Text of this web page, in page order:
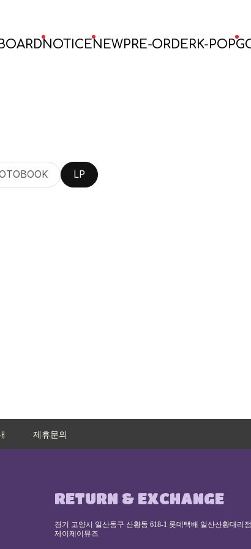
NOTICENEWPRE-ORDERK-POP
LP
제휴문의
RETURN & EXCHANGE
경기 고양시 일산동구 산황동 618-1 롯데택배 일산산황대리점
제이제이뮤즈